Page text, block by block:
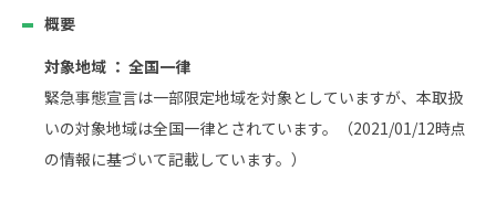
概要
対象地域 ： 全国一律
緊急事態宣言は一部限定地域を対象としていますが、本取扱
いの対象地域は全国一律とされています。（2021/01/12時点
の情報に基づいて記載しています。）